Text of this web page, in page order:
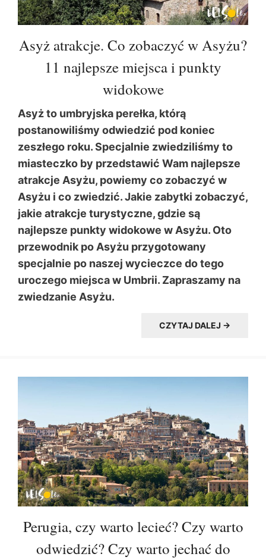
Asyż atrakcje. Co zobaczyć w Asyżu?
11 najlepsze miejsca i punkty
widokowe
Asyż to umbryjska perełka, którą
postanowiliśmy odwiedzić pod koniec
zeszłego roku. Specjalnie zwiedziliśmy to
miasteczko by przedstawić Wam najlepsze
atrakcje Asyżu, powiemy co zobaczyć w
Asyżu i co zwiedzić. Jakie zabytki zobaczyć,
jakie atrakcje turystyczne, gdzie są
najlepsze punkty widokowe w Asyżu. Oto
przewodnik po Asyżu przygotowany
specjalnie po naszej wycieczce do tego
uroczego miejsca w Umbrii. Zapraszamy na
zwiedzanie Asyżu.
CZYTAJ DALEJ →
Perugia, czy warto lecieć? Czy warto
odwiedzić? Czy warto jechać do